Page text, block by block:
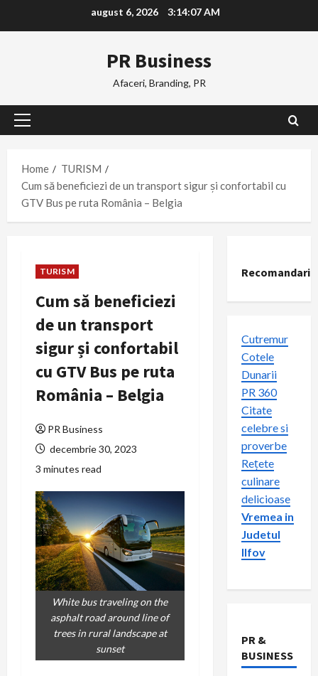
august 6, 2026 3:14:08 AM
PR Business
Afaceri, Branding, PR
Primary
Home
TURISM
Cum să beneficiezi de un transport sigur și confortabil cu
GTV Bus pe ruta România – Belgia
TURISM
Cum să beneficiezi
de un transport
sigur și confortabil
cu GTV Bus pe ruta
România – Belgia
PR Business
decembrie 30, 2023
3 minutes read
White bus traveling on the
asphalt road around line of
trees in rural landscape at
sunset
Recomandari
Cutremur
Cotele
Dunarii
PR 360
Citate
celebre si
proverbe
Rețete
culinare
delicioase
Vremea in
Judetul
Ilfov
PR &
BUSINESS